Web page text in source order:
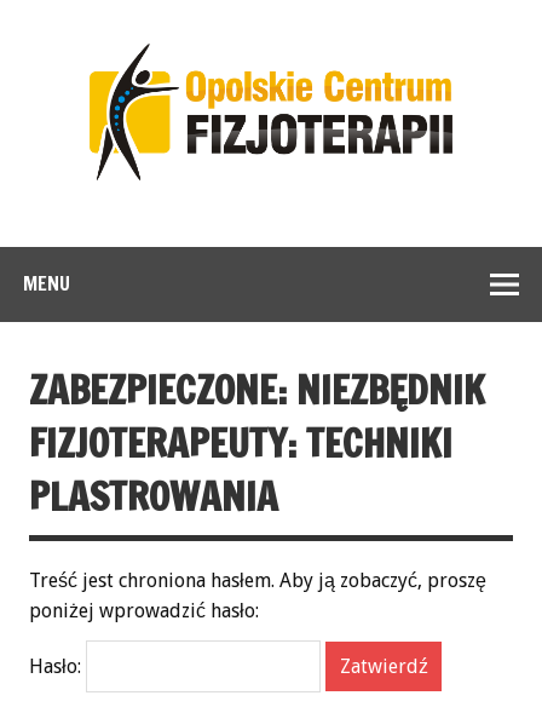
MENU
ZABEZPIECZONE: NIEZBĘDNIK
FIZJOTERAPEUTY: TECHNIKI
PLASTROWANIA
Treść jest chroniona hasłem. Aby ją zobaczyć, proszę
poniżej wprowadzić hasło:
Hasło: